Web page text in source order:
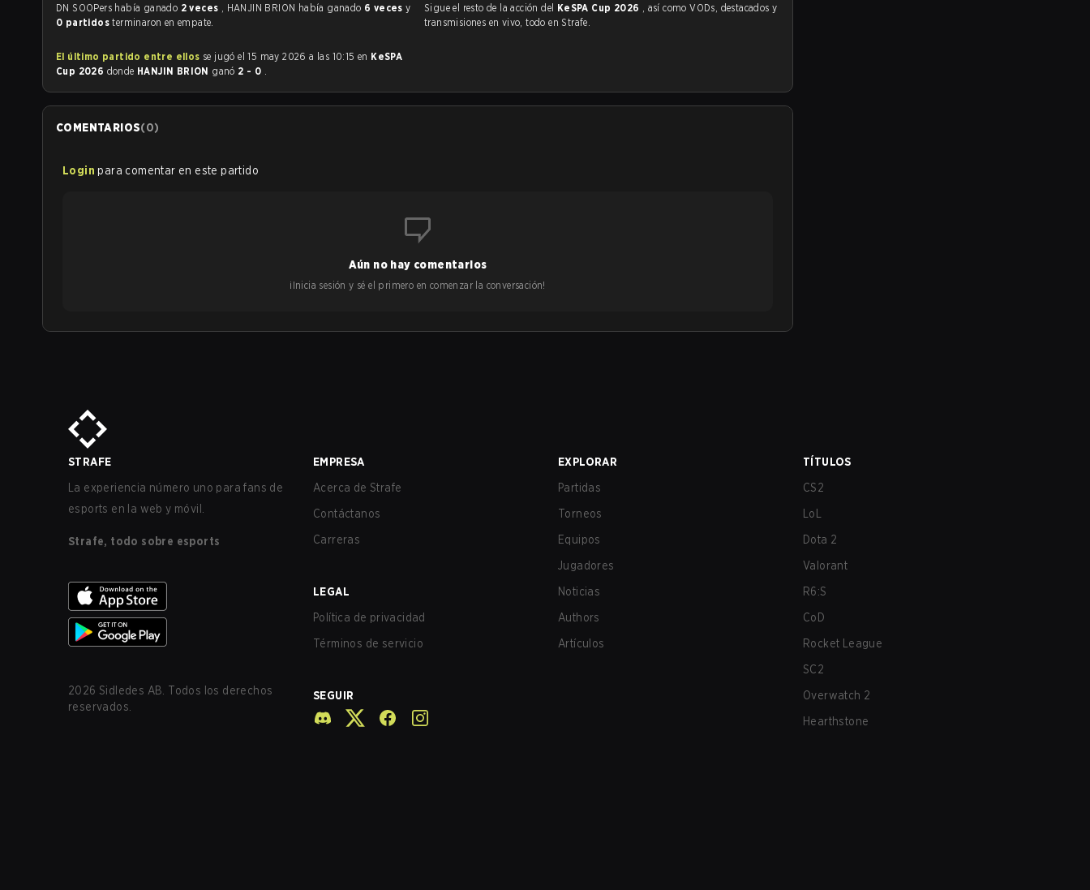
DN SOOPers había ganado 2 veces , HANJIN BRION había ganado 6 vecesy
0 partidosterminaron en empate.
El último partido entre ellos se jugó el 15 may 2026 a las 10:15 en KeSPA
Cup 2026 donde HANJIN BRION ganó 2 - 0 .
Sigue el resto de la acción del KeSPA Cup 2026 , así como VODs, destacados y
transmisiones en vivo, todo en Strafe.
COMENTARIOS(0)
Login para comentar en este partido
Aún no hay comentarios
¡Inicia sesión y sé el primero en comenzar la conversación!
STRAFE
La experiencia número uno para fans de
esports en la web y móvil.
Strafe, todo sobre esports
2026 Sidledes AB. Todos los derechos
reservados.
EMPRESA
Acerca de Strafe
Contáctanos
Carreras
LEGAL
Política de privacidad
Términos de servicio
SEGUIR
EXPLORAR
Partidas
Torneos
Equipos
Jugadores
Noticias
Authors
Artículos
TÍTULOS
CS2
LoL
Dota 2
Valorant
R6:S
CoD
Rocket League
SC2
Overwatch 2
Hearthstone